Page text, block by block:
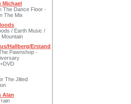
Michael
The Dance Floor -
The Mix
/ Earth Music /
Mountain
Hallberg/Erstand
Pawnshop -
The Jilted
Alan